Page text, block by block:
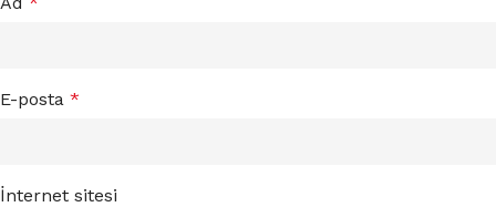
E-posta *
İnternet sitesi